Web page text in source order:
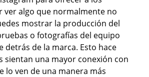
ver algo que normalmente no
mostrar la producción del
o fotografías del equipo
detrás de la marca. Esto hace
sientan una mayor conexión con
lo ven de una manera más